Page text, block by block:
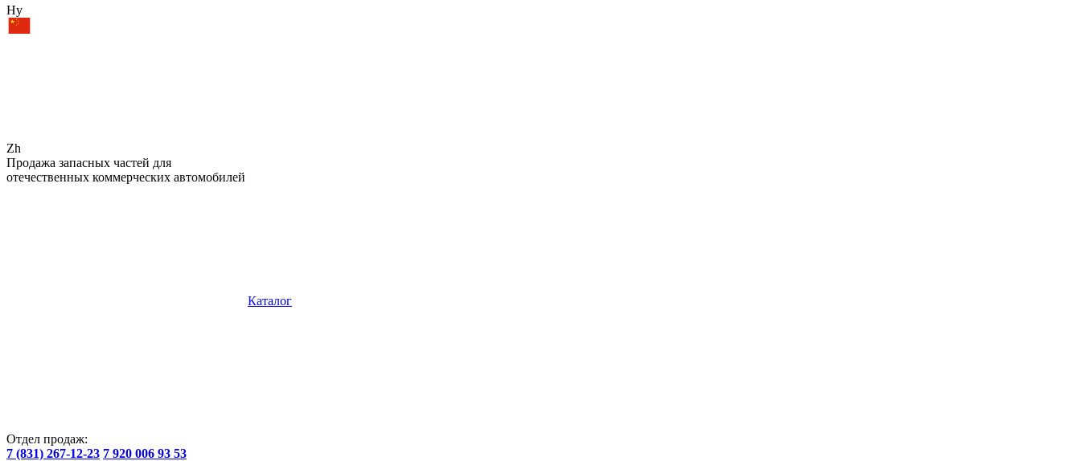
Hy
Zh
Продажа запасных частей для
отечественных коммерческих автомобилей
Каталог
Отдел продаж:
7 (831) 267-12-23 7 920 006 93 53